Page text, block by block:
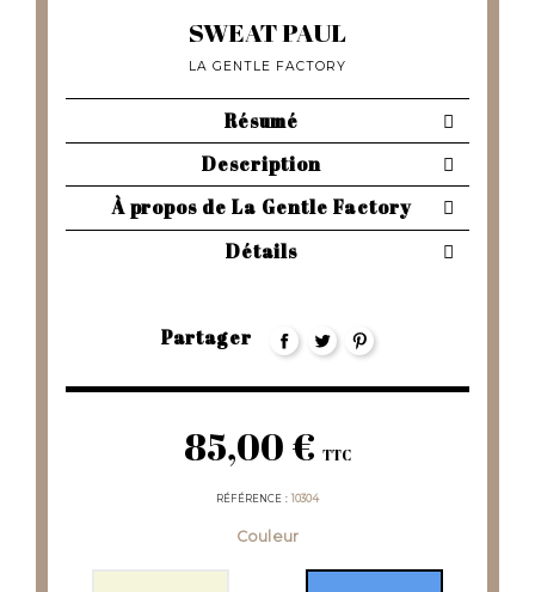
SWEAT PAUL
LA GENTLE FACTORY
Résumé
Description
À propos de La Gentle Factory
Détails
Partager
85,00 € TTC
RÉFÉRENCE 10304
Couleur